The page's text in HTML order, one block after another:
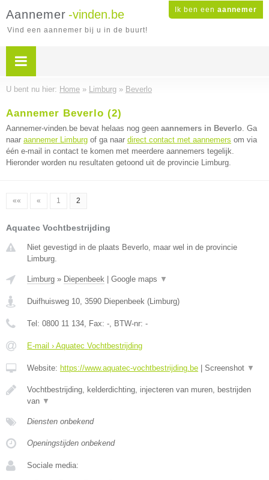
Ik ben een aannemer
Aannemer -vinden.be
Vind een aannemer bij u in de buurt!
U bent nu hier: Home » Limburg » Beverlo
Aannemer Beverlo (2)
Aannemer-vinden.be bevat helaas nog geen aannemers in Beverlo. Ga
naar aannemer Limburg of ga naar direct contact met aannemers om via
één e-mail in contact te komen met meerdere aannemers tegelijk.
Hieronder worden nu resultaten getoond uit de provincie Limburg.
«« « 1 2
Aquatec Vochtbestrijding
Niet gevestigd in de plaats Beverlo, maar wel in de provincie
Limburg.
Limburg » Diepenbeek Google maps ▼
Duifhuisweg 10, 3590 Diepenbeek (Limburg)
Tel: 0800 11 134, Fax: -, BTW-nr: -
E-mail › Aquatec Vochtbestrijding
Website: https://www.aquatec-vochtbestrijding.be Screenshot ▼
Vochtbestrijding, kelderdichting, injecteren van muren, bestrijden
van ▼
Diensten onbekend
Openingstijden onbekend
Sociale media: